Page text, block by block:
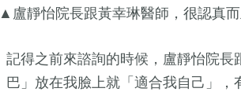
▲盧靜怡院長跟黃幸琳醫師，很認真
記得之前來諮詢的時候，盧靜怡院
巴」放在我臉上就「適合我自己」